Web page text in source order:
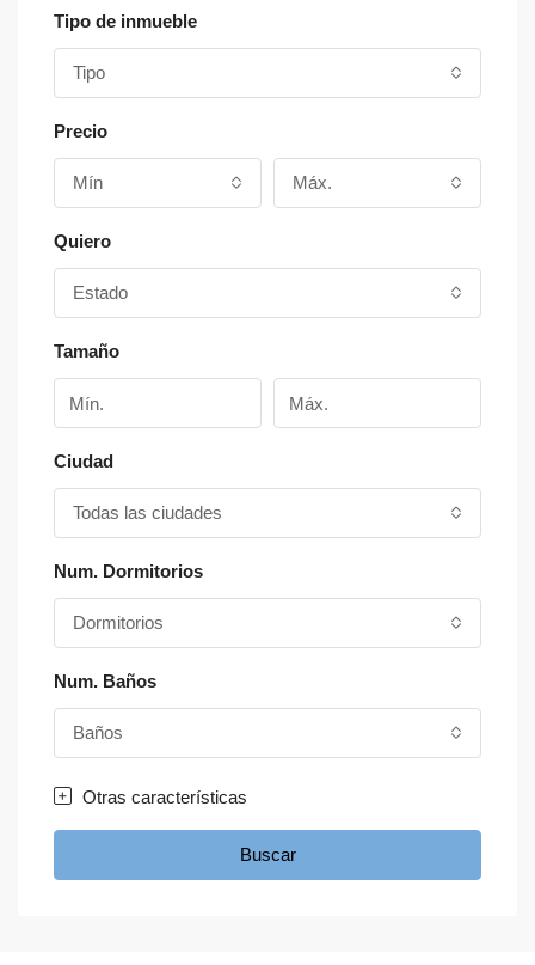
Tipo de inmueble
Tipo
Precio
Mín Máx.
Quiero
Estado
Tamaño
Ciudad
Todas las ciudades
Num. Dormitorios
Dormitorios
Num. Baños
Baños
Otras características
Buscar